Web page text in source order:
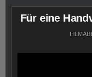
Für eine